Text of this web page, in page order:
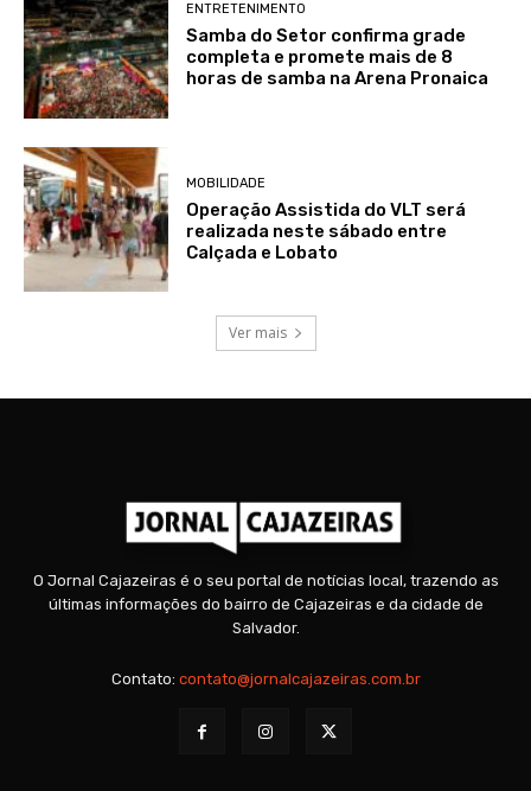
ENTRETENIMENTO
Samba do Setor confirma grade
completa e promete mais de 8
horas de samba na Arena Pronaica
MOBILIDADE
Operação Assistida do VLT será
realizada neste sábado entre
Calçada e Lobato
Ver mais
O Jornal Cajazeiras é o seu portal de notícias local, trazendo as
últimas informações do bairro de Cajazeiras e da cidade de
Salvador.
Contato: contato@jornalcajazeiras.com.br